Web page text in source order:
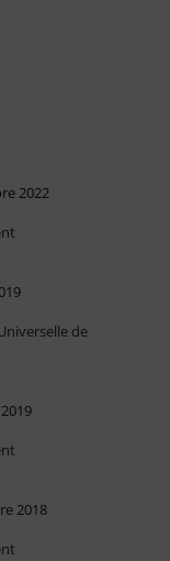
2022
de
2018